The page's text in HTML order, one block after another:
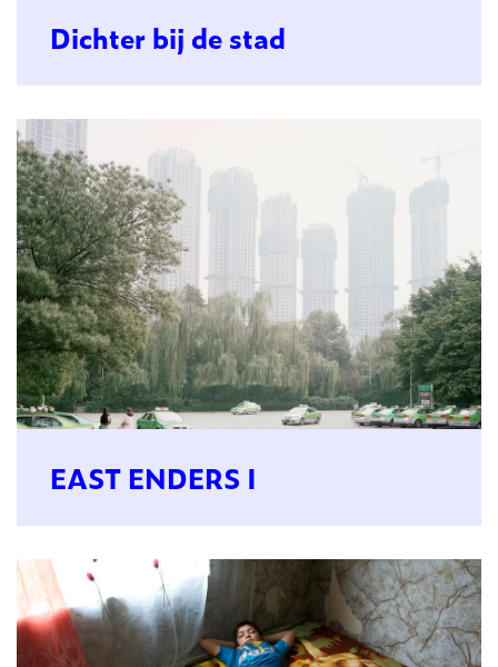
Dichter bij de stad
EAST ENDERS I